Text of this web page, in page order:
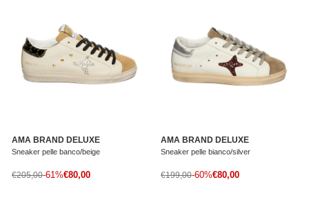
AMA BRAND DELUXE
Sneaker pelle banco/beige
Prezzo di vendita
€80,00
Prezzo normale
€205,00-61%
AMA BRAND DELUXE
Sneaker pelle bianco/silver
Prezzo di vendita
€80,00
Prezzo normale
€199,00-60%